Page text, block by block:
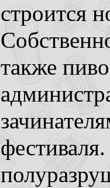
строится
также